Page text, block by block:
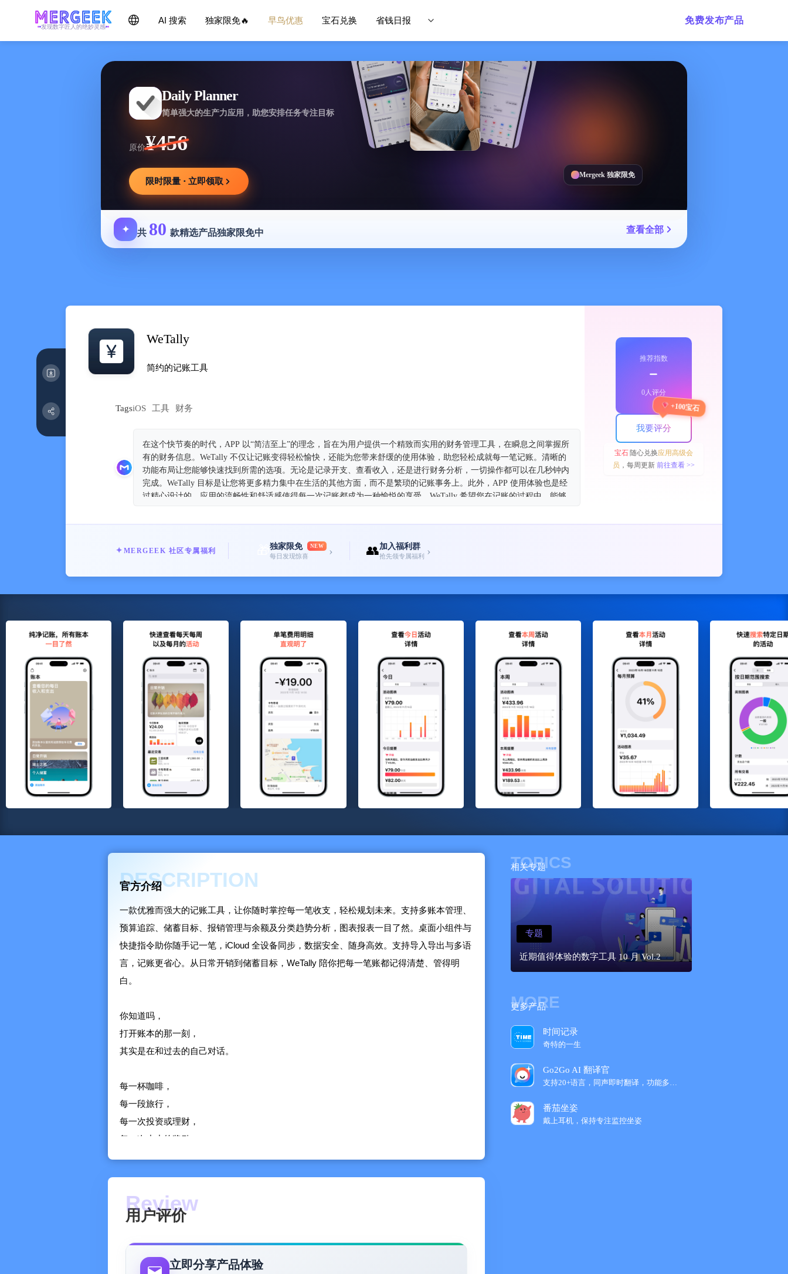
发现数字匠人的绝妙灵感
AI 搜索 独家限免🔥 早鸟优惠 宝石兑换 省钱日报 免费发布产品
Daily Planner
简单强大的生产力应用，助您安排任务专注目标
原价¥456
限时限量 · 立即领取
Mergeek 独家限免
✦ 共 80 款精选产品独家限免中 查看全部
WeTally
简约的记账工具
TagsiOS 工具 财务
在这个快节奏的时代，APP 以“简洁至上”的理念，旨在为用户提供一个精致而实用的财务管理工具，在瞬息之间掌握所
有的财务信息。WeTally 不仅让记账变得轻松愉快，还能为您带来舒缓的使用体验，助您轻松成就每一笔记账。清晰的
功能布局让您能够快速找到所需的选项。无论是记录开支、查看收入，还是进行财务分析，一切操作都可以在几秒钟内
完成。WeTally 目标是让您将更多精力集中在生活的其他方面，而不是繁琐的记账事务上。此外，APP 使用体验也是经
过精心设计的。应用的流畅性和舒适感使得每一次记账都成为一种愉悦的享受。WeTally 希望您在记账的过程中，能够
推荐指数
﹣
0人评分
我要评分
+100宝石
宝石随心兑换应用高级会
员 ，每周更新 前往查看 >>
✦ MERGEEK 社区专属福利 独家限免 NEW
每日发现惊喜 › 👥加入福利群
抢先领专属福利 ›
DESCRIPTION
官方介绍
一款优雅而强大的记账工具，让你随时掌控每一笔收支，轻松规划未来。支持多账本管理、
预算追踪、储蓄目标、报销管理与余额及分类趋势分析，图表报表一目了然。桌面小组件与
快捷指令助你随手记一笔，iCloud 全设备同步，数据安全、随身高效。支持导入导出与多语
言，记账更省心。从日常开销到储蓄目标，WeTally 陪你把每一笔账都记得清楚、管得明
白。
你知道吗，
打开账本的那一刻，
其实是在和过去的自己对话。
每一杯咖啡，
每一段旅行，
每一次投资或理财，
每一次小小的奖励，
也是记录生活。
在 WeTally 中，这一切变得轻松而自然。
支出瞬间记录，预算实时更新，
用户评价
立即分享产品体验
TOPICS
相关专题
近期值得体验的数字工具 10 月 Vol.2
专题
MORE
更多产品
时间记录
奇特的一生
Go2Go AI 翻译官
支持20+语言，同声即时翻译，功能多样便捷
番茄坐姿
戴上耳机，保持专注监控坐姿